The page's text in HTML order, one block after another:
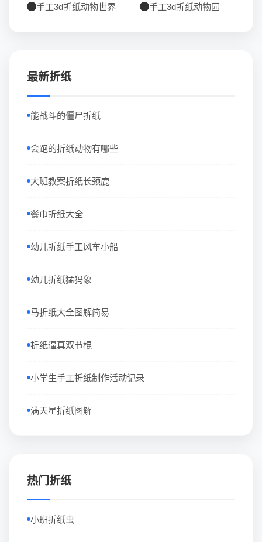
手工3d折纸动物世界 手工3d折纸动物园
最新折纸
能战斗的僵尸折纸
会跑的折纸动物有哪些
大班教案折纸长颈鹿
餐巾折纸大全
幼儿折纸手工风车小船
幼儿折纸猛犸象
马折纸大全图解简易
折纸逼真双节棍
小学生手工折纸制作活动记录
满天星折纸图解
热门折纸
小班折纸虫